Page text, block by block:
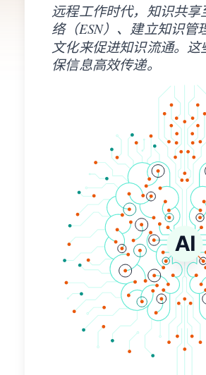
远程工作时代，知识共
络（ESN）、建立知识
文化来促进知识流通。
保信息高效传递。